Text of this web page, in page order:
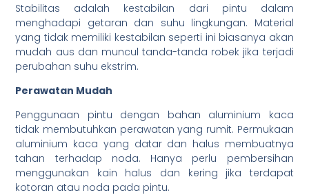
Stabilitas adalah kestabilan dari pintu dalam
menghadapi getaran dan suhu lingkungan. Material
yang tidak memiliki kestabilan seperti ini biasanya akan
mudah aus dan muncul tanda-tanda robek jika terjadi
perubahan suhu ekstrim.
Perawatan Mudah
Penggunaan pintu dengan bahan aluminium kaca
tidak membutuhkan perawatan yang rumit. Permukaan
aluminium kaca yang datar dan halus membuatnya
tahan terhadap noda. Hanya perlu pembersihan
menggunakan kain halus dan kering jika terdapat
kotoran atau noda pada pintu.